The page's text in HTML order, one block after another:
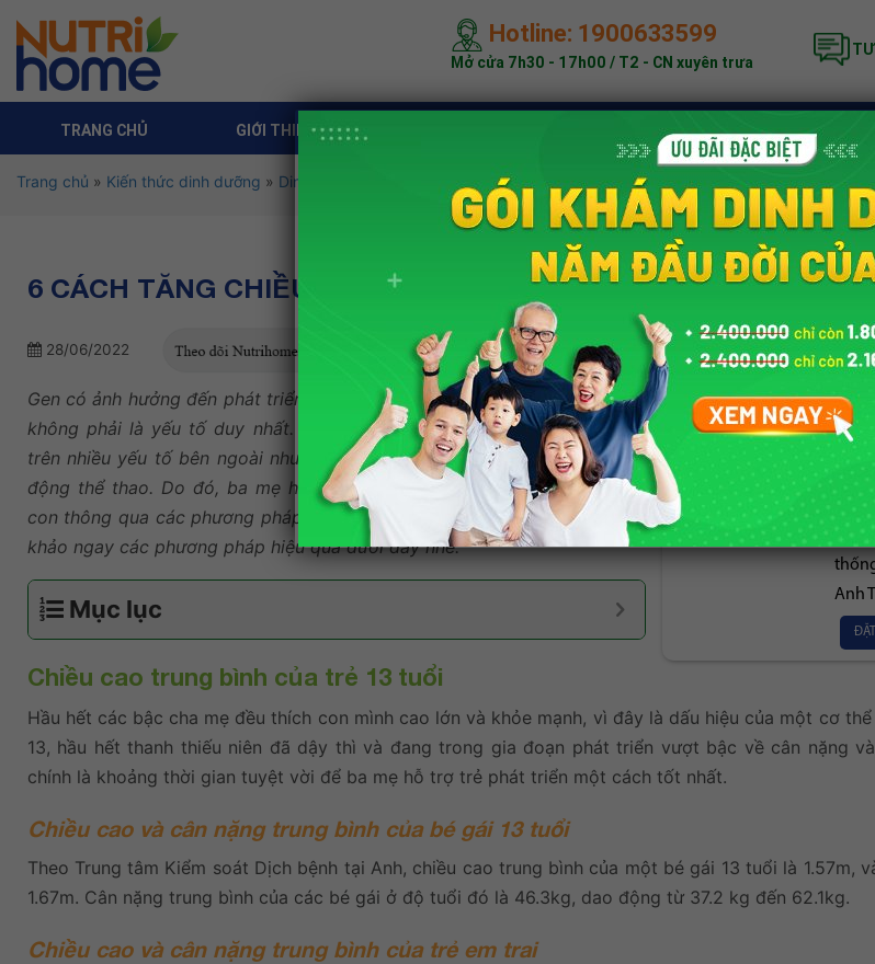
Hotline: 1900633599
Mở cửa 7h30 - 17h00 / T2 - CN xuyên trưa
TRANG CHỦ GIỚI THIỆU KHÁM DINH DƯỠNG
Trang chủ » Kiến thức dinh dưỡng » Dinh dưỡng theo độ tuổi » Dinh dưỡng trẻ em » Phát triển chiều cao cho trẻ» 6
6 CÁCH TĂNG CHIỀU CAO Ở TUỔI 13 TẠI NHÀ: THỰC ĐƠN VÀ
28/06/2022 Tác giả: Trung
Tư
Anh
Gen có ảnh hưởng đến phát triển chiều cao của một người, tuy nhiên, đây
không phải là yếu tố duy nhất.
Cách tăng chiều cao ở tuổi 13còn dựa
trên nhiều yếu tố bên ngoài như điều kiện sống, chế độ ăn uống, và vận
động thể thao. Do đó, ba mẹ hoàn toàn có thể cải thiện chiều cao của
con thông qua các phương pháp đơn giản tại nhà. CùngNutrihome
tham
khảo ngay các phương pháp hiệu quả dưới đây nhé.
Mục lục
Chiều cao trung bình của trẻ 13 tuổi
Hầu hết các bậc cha mẹ đều thích con mình cao lớn và khỏe mạnh, vì đây là dấu hiệu của một cơ
13, hầu hết thanh thiếu niên đã dậy thì và đang trong gia đoạn phát triển vượt bậc về cân nặng
chính là khoảng thời gian tuyệt vời để ba mẹ hỗ trợ trẻ phát triển một cách tốt nhất.
Chiều cao và cân nặng trung bình của bé gái 13 tuổi
Theo Trung tâm Kiểm soát Dịch bệnh tại Anh, chiều cao trung bình của một bé gái 13 tuổi là 1.57m,
1.67m. Cân nặng trung bình của các bé gái ở độ tuổi đó là 46.3kg, dao động từ 37.2 kg đến 62.1kg.
Chiều cao và cân nặng trung bình của trẻ em trai